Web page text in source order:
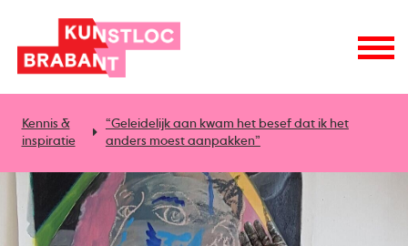
Kennis &
inspiratie
“Geleidelijk aan kwam het besef dat ik het
anders moest aanpakken”